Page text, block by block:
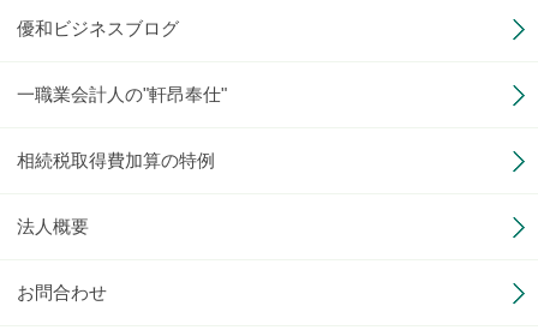
優和ビジネスブログ
一職業会計人の"軒昂奉仕"
相続税取得費加算の特例
法人概要
お問合わせ